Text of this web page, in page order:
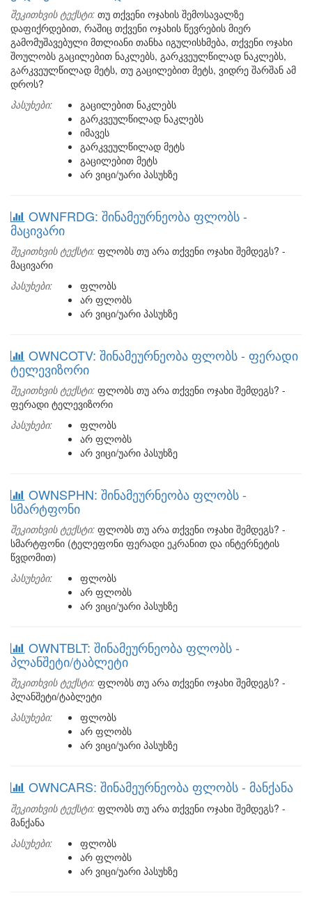
შეკითხვის ტექსტი: თუ თქვენი ოჯახის შემოსავალზე
დაფიქრდებით, რაშიც თქვენი ოჯახის წევრების მიერ
გამომუშავებული მთლიანი თანხა იგულისხმება, თქვენი ოჯახი
შოულობს გაცილებით ნაკლებს, გარკვეულწილად ნაკლებს,
გარკვეულწილად მეტს, თუ გაცილებით მეტს, ვიდრე შარშან ამ
დროს?
პასუხები:
გაცილებით ნაკლებს
გარკვეულწილად ნაკლებს
იმავეს
გარკვეულწილად მეტს
გაცილებით მეტს
არ ვიცი/უარი პასუხზე
OWNFRDG: შინამეურნეობა ფლობს -
მაცივარი
შეკითხვის ტექსტი: ფლობს თუ არა თქვენი ოჯახი შემდეგს? -
მაცივარი
პასუხები:
ფლობს
არ ფლობს
არ ვიცი/უარი პასუხზე
OWNCOTV: შინამეურნეობა ფლობს - ფერადი
ტელევიზორი
შეკითხვის ტექსტი: ფლობს თუ არა თქვენი ოჯახი შემდეგს? -
ფერადი ტელევიზორი
პასუხები:
ფლობს
არ ფლობს
არ ვიცი/უარი პასუხზე
OWNSPHN: შინამეურნეობა ფლობს -
სმარტფონი
შეკითხვის ტექსტი: ფლობს თუ არა თქვენი ოჯახი შემდეგს? -
სმარტფონი (ტელეფონი ფერადი ეკრანით და ინტერნეტის
წვდომით)
პასუხები:
ფლობს
არ ფლობს
არ ვიცი/უარი პასუხზე
OWNTBLT: შინამეურნეობა ფლობს -
პლანშეტი/ტაბლეტი
შეკითხვის ტექსტი: ფლობს თუ არა თქვენი ოჯახი შემდეგს? -
პლანშეტი/ტაბლეტი
პასუხები:
ფლობს
არ ფლობს
არ ვიცი/უარი პასუხზე
OWNCARS: შინამეურნეობა ფლობს - მანქანა
შეკითხვის ტექსტი: ფლობს თუ არა თქვენი ოჯახი შემდეგს? -
მანქანა
პასუხები:
ფლობს
არ ფლობს
არ ვიცი/უარი პასუხზე